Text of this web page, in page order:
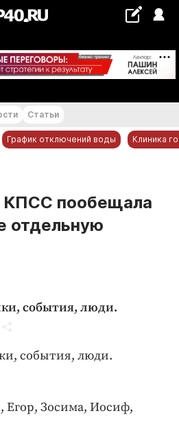
+26...+27 °С
и ЖКХ
Статьи
График отключений воды Клиника
КПСС пообещала
отдельную
события, люди.
события, люди.
Егор, Зосима, Иосиф,